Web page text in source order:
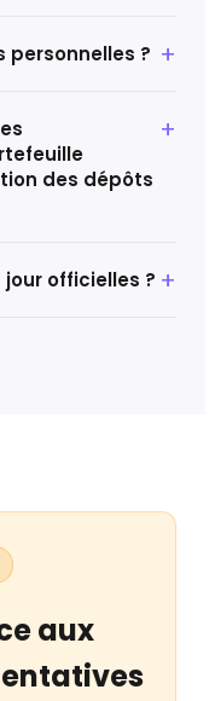
personnelles ?
des dépôts
officielles ?
aux